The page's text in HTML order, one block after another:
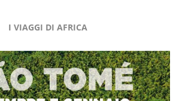
I VIAGGI DI AFRICA